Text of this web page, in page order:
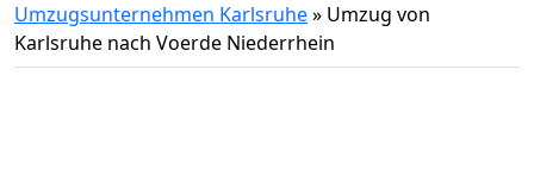
Umzugsunternehmen Karlsruhe» Umzug von
Karlsruhe nach Voerde Niederrhein